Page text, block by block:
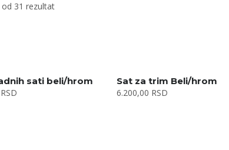
od 31 rezultat
sati beli/hrom
RSD
Sat za trim Beli/hrom
6.200,00 RSD